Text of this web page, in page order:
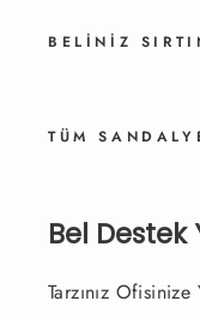
BELİNİZ
TÜM
Bel Destek
Tarzınız Ofisinize